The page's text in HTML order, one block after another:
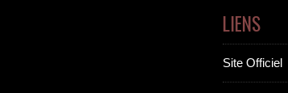
LIENS
Site Officiel